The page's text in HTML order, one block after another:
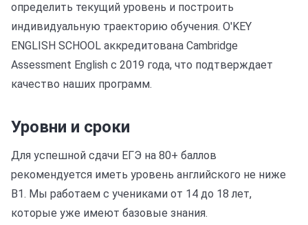
определить текущий уровень и построить
индивидуальную траекторию обучения. O'KEY
ENGLISH SCHOOL аккредитована Cambridge
Assessment English с 2019 года, что подтверждает
качество наших программ.
Уровни и сроки
Для успешной сдачи ЕГЭ на 80+ баллов
рекомендуется иметь уровень английского не ниже
B1. Мы работаем с учениками от 14 до 18 лет,
которые уже имеют базовые знания.